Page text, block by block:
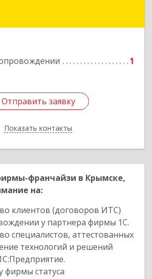
1
Отправить заявку
Показать контакты
край, м.р-н Абинский,
Подробнее
Отправить заявку
Назад
франчайзи в Крымске,
на:
клиентов (договоров ИТС)
у партнера фирмы 1С.
специалистов, аттестованных
технологий и решений
фирмы статуса